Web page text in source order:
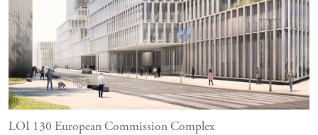
LOI 130 European Commission Complex